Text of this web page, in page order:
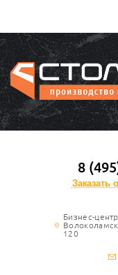
8
Заказать
Бизнес-
120